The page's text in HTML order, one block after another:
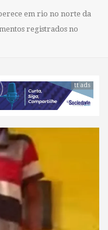
em rio no norte da
registrados no
tt ads